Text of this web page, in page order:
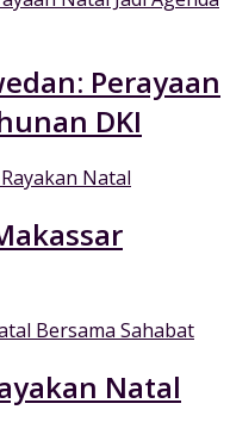
Perayaan
DKI
Natal